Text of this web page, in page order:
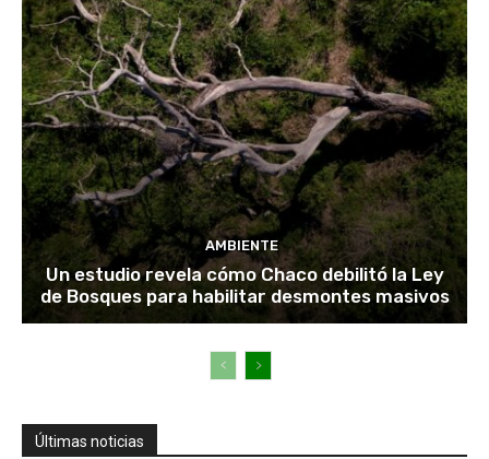
AMBIENTE
Un estudio revela cómo Chaco debilitó la Ley
de Bosques para habilitar desmontes masivos
Últimas noticias